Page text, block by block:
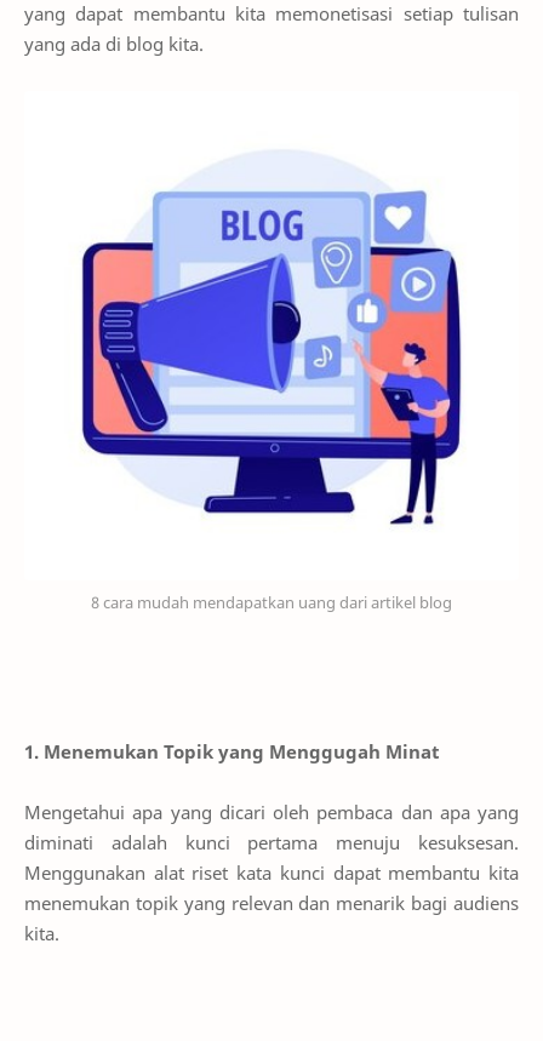
yang dapat membantu kita memonetisasi setiap tulisan
yang ada di blog kita.
8 cara mudah mendapatkan uang dari artikel blog
1. Menemukan Topik yang Menggugah Minat
Mengetahui apa yang dicari oleh pembaca dan apa yang
diminati adalah kunci pertama menuju kesuksesan.
Menggunakan alat riset kata kunci dapat membantu kita
menemukan topik yang relevan dan menarik bagi audiens
kita.